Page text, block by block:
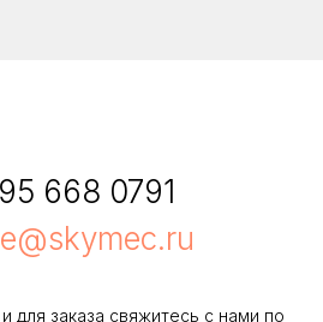
668 0791
заказа свяжитесь с нами по